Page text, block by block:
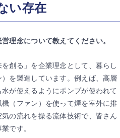
い存在
理念について教えてください。
創る」を企業理念として、暮らし
を製造しています。例えば、高層
が使えるようにポンプが使われて
（ファン）を使って煙を室外に排
の流れを操る流体技術で、皆さん
です。